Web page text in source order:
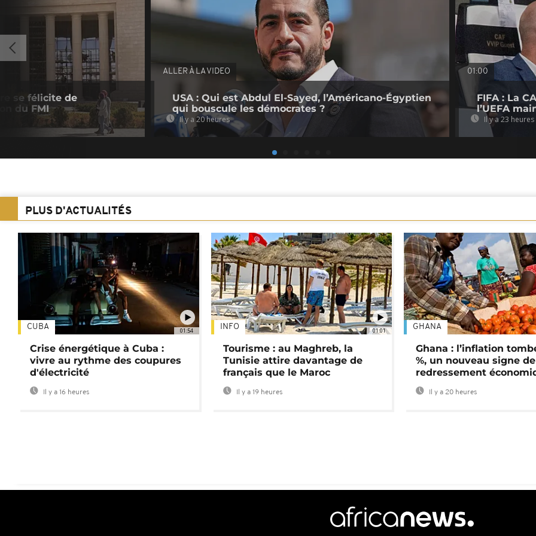
se félicite de
du FMI
ALLER À LA VIDEO
USA : Qui est Abdul El-Sayed, l’Américano-Égyptien
qui bouscule les démocrates ?
Il y a 20 heures
01:00
FIFA : La
l’UEFA
Il y a 23 heures
PLUS D'ACTUALITÉS
01:54
CUBA
Crise énergétique à Cuba :
vivre au rythme des coupures
d'électricité
Il y a 16 heures
01:01
INFO
Tourisme : au Maghreb, la
Tunisie attire davantage de
français que le Maroc
Il y a 19 heures
GHANA
Ghana : l’inflation
%, un nouveau signe de
redressement
Il y a 20 heures